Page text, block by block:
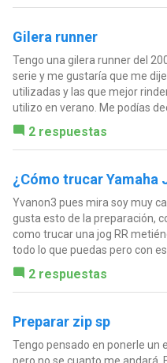
Gilera runner
Tengo una gilera runner del
serie y me gustaría que me
utilizadas y las que mejor
utilizo en verano. Me podías
2 respuestas
¿Cómo trucar Yamaha
Yvanon3 pues mira soy muy
gusta esto de la preparación,
como trucar una jog RR
todo lo que puedas pero con
2 respuestas
Preparar zip sp
Tengo pensado en ponerle un
pero no se cuanto me andará.